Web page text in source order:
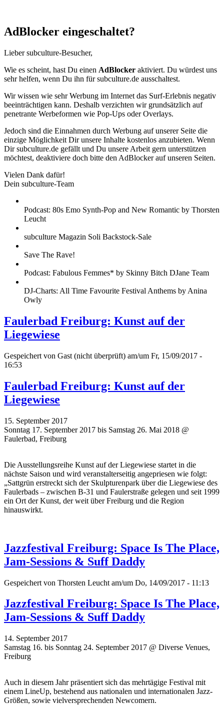
AdBlocker eingeschaltet?
Lieber subculture-Besucher,
Wie es scheint, hast Du einen AdBlocker aktiviert. Du würdest uns
sehr helfen, wenn Du ihn für subculture.de ausschaltest.
Wir wissen wie sehr Werbung im Internet das Surf-Erlebnis negativ
beeinträchtigen kann. Deshalb verzichten wir grundsätzlich auf
penetrante Werbeformen wie Pop-Ups oder Overlays.
Jedoch sind die Einnahmen durch Werbung auf unserer Seite die
einzige Möglichkeit Dir unsere Inhalte kostenlos anzubieten. Wenn
Dir subculture.de gefällt und Du unsere Arbeit gern unterstützen
möchtest, deaktiviere doch bitte den AdBlocker auf unseren Seiten.
Vielen Dank dafür!
Dein subculture-Team
Podcast: 80s Emo Synth-Pop and New Romantic by Thorsten
Leucht
subculture Magazin Soli Backstock-Sale
Save The Rave!
Podcast: Fabulous Femmes* by Skinny Bitch DJane Team
DJ-Charts: All Time Favourite Festival Anthems by Anina
Owly
Faulerbad Freiburg: Kunst auf der
Liegewiese
Gespeichert von Gast (nicht überprüft) am/um Fr, 15/09/2017 -
16:53
Faulerbad Freiburg: Kunst auf der
Liegewiese
15. September 2017
Sonntag 17. September 2017 bis Samstag 26. Mai 2018 @
Faulerbad, Freiburg
Die Ausstellungsreihe Kunst auf der Liegewiese startet in die
nächste Saison und wird veranstalterseitig angepriesen wie folgt:
„Sattgrün erstreckt sich der Skulpturenpark über die Liegewiese des
Faulerbads – zwischen B-31 und Faulerstraße gelegen und seit 1999
ein Ort der Kunst, der weit über Freiburg und die Region
hinauswirkt.
Jazzfestival Freiburg: Space Is The Place,
Jam-Sessions & Suff Daddy
Gespeichert von Thorsten Leucht am/um Do, 14/09/2017 - 11:13
Jazzfestival Freiburg: Space Is The Place,
Jam-Sessions & Suff Daddy
14. September 2017
Samstag 16. bis Sonntag 24. September 2017 @ Diverse Venues,
Freiburg
Auch in diesem Jahr präsentiert sich das mehrtägige Festival mit
einem LineUp, bestehend aus nationalen und internationalen Jazz-
Größen, sowie vielversprechenden Newcomern.